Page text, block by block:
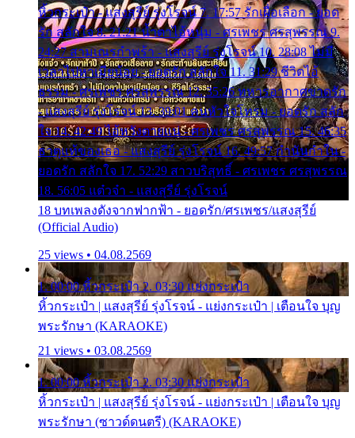
หิ้วกระเป๋า - แสงสุรีย์ รุ่งโรจน์ 7. 17:57 รักเผื่อเลือก - ยอด
รัก สลักใจ 8. 21:21 น้ำตาไอ้หนุ่ม - ศรเพชร ศรสุพรรณ 9.
24:27 สามเณรกำพร้า - แสงสุรีย์ รุ่งโรจน์ 10. 28:08 ไม่มี
เวลาไปหาเมียน้อย - ยอดรัก สลักใจ 11. 31:29 ชีวิตไอ้
ธรรม - ศรเพชร ศรสุพรรณ 12. 35:26 ทหารอากาศขาดรัก
- แสงสุรีย์ รุ่งโรจน์ 13. 39:01 คนหัวใจโทรม - ยอดรัก สลัก
ใจ 14. 42:49 ไอ้หวังตายแน่ - ศรเพชร ศรสุพรรณ 15. 46:35
ธาตุแท้ของเธอ - แสงสุรีย์ รุ่งโรจน์ 16. 49:57 กำนันกำใน -
ยอดรัก สลักใจ 17. 52:29 สาวบริสุทธิ์ - ศรเพชร ศรสุพรรณ
18. 56:05 แต๋วจ๋า - แสงสุรีย์ รุ่งโรจน์
18 บทเพลงดังจากฟากฟ้า - ยอดรัก/ศรเพชร/แสงสุรีย์
(Official Audio)
25 views • 04.08.2569
1. 00:00 หิ้วกระเป๋า 2. 03:30 แย่งกระเป๋า
หิ้วกระเป๋า | แสงสุรีย์ รุ่งโรจน์ - แย่งกระเป๋า | เตือนใจ บุญ
พระรักษา (KARAOKE)
21 views • 03.08.2569
1. 00:00 หิ้วกระเป๋า 2. 03:30 แย่งกระเป๋า
หิ้วกระเป๋า | แสงสุรีย์ รุ่งโรจน์ - แย่งกระเป๋า | เตือนใจ บุญ
พระรักษา (ซาวด์ดนตรี) (KARAOKE)